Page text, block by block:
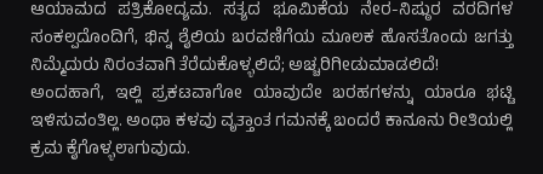
ಆಯಾಮದ ಪತ್ರಿಕೋದ್ಯಮ. ಸತ್ಯದ ಭೂಮಿಕೆಯ ನೇರ-ನಿಷ್ಠುರ ವರದಿಗಳ
ಸಂಕಲ್ಪದೊಂದಿಗೆ, ಭಿನ್ನ ಶೈಲಿಯ ಬರವಣಿಗೆಯ ಮೂಲಕ ಹೊಸತೊಂದು ಜಗತ್ತು
ನಿಮ್ಮೆದುರು ನಿರಂತವಾಗಿ ತೆರೆದುಕೊಳ್ಳಲಿದೆ; ಅಚ್ಚರಿಗೀಡುಮಾಡಲಿದೆ!
ಅಂದಹಾಗೆ, ಇಲ್ಲಿ ಪ್ರಕಟವಾಗೋ ಯಾವುದೇ ಬರಹಗಳನ್ನು ಯಾರೂ ಭಟ್ಟಿ
ಇಳಿಸುವಂತಿಲ್ಲ. ಅಂಥಾ ಕಳವು ವೃತ್ತಾಂತ ಗಮನಕ್ಕೆ ಬಂದರೆ ಕಾನೂನು ರೀತಿಯಲ್ಲಿ
ಕ್ರಮ ಕೈಗೊಳ್ಳಲಾಗುವುದು.